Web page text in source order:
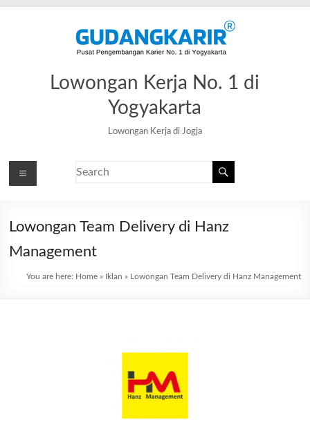
Lowongan Kerja No. 1 di
Yogyakarta
Lowongan Kerja di Jogja
Lowongan Team Delivery di Hanz
Management
You are here: Home» Iklan » Lowongan Team Delivery di Hanz Management